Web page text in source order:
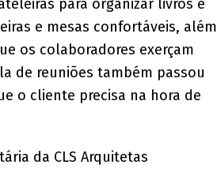
para organizar livros e
e mesas confortáveis, além
os colaboradores exerçam
de reuniões também passou
o cliente precisa na hora de
da CLS Arquitetas